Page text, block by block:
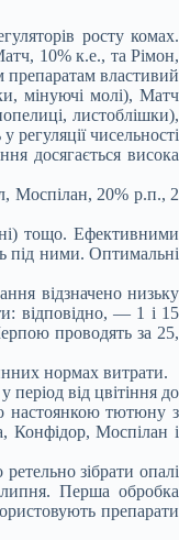
росту комах.
10% к.е., та Рімон,
властивий
мінуючі молі), Матч
листоблішки),
чисельності
досягається висока
Моспілан, 20% р.п., 2
тощо. Ефективними
під ними. Оптимальні
відзначено низьку
відповідно, — 1 і 15
проводять за 25,
нормах витрати.
від цвітіння до
настоянкою тютюну з
Конфідор, Моспілан і
зібрати опалі
Перша обробка
препарати